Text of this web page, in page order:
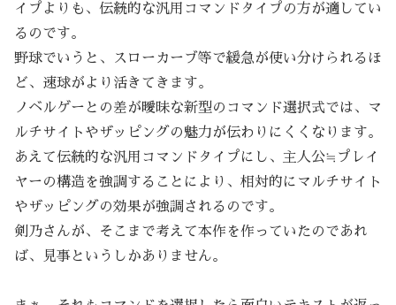
イプよりも、伝統的な汎用コマンドタイプの方が適してい
るのです。
野球でいうと、スローカーブ等で緩急が使い分けられるほ
ど、速球がより活きてきます。
ノベルゲーとの差が曖昧な新型のコマンド選択式では、マ
ルチサイトやザッピングの魅力が伝わりにくくなります。
あえて伝統的な汎用コマンドタイプにし、主人公≒プレイ
ヤーの構造を強調することにより、相対的にマルチサイト
やザッピングの効果が強調されるのです。
剣乃さんが、そこまで考えて本作を作っていたのであれ
ば、見事というしかありません。